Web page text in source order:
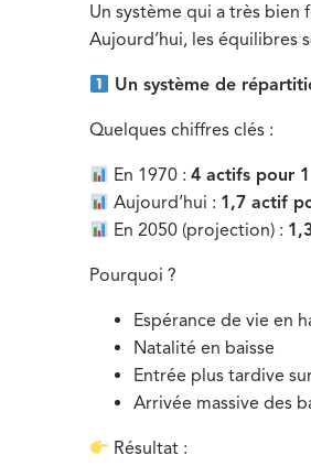
Un système qui a très
Aujourd’hui, les équilibres
Un système de
Quelques chiffres clés :
En 1970 :4 actifs pour
Aujourd’hui : 1,7 actif
En 2050 (projection) :
Pourquoi ?
Espérance de vie en
Natalité en baisse
Entrée plus tardive
Arrivée massive des
Résultat :